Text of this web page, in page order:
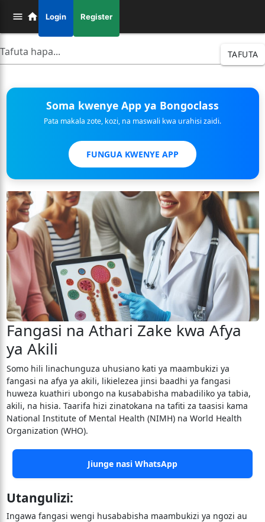
Login Register
TAFUTA
Soma kwenye App ya Bongoclass
Pata makala zote, kozi, na maswali kwa urahisi zaidi.
FUNGUA KWENYE APP
Fangasi na Athari Zake kwa Afya
ya Akili
Somo hili linachunguza uhusiano kati ya maambukizi ya
fangasi na afya ya akili, likielezea jinsi baadhi ya fangasi
huweza kuathiri ubongo na kusababisha mabadiliko ya tabia,
akili, na hisia. Taarifa hizi zinatokana na tafiti za taasisi kama
National Institute of Mental Health (NIMH) na World Health
Organization (WHO).
Jiunge nasi WhatsApp
Utangulizi:
Ingawa fangasi wengi husababisha maambukizi ya ngozi au